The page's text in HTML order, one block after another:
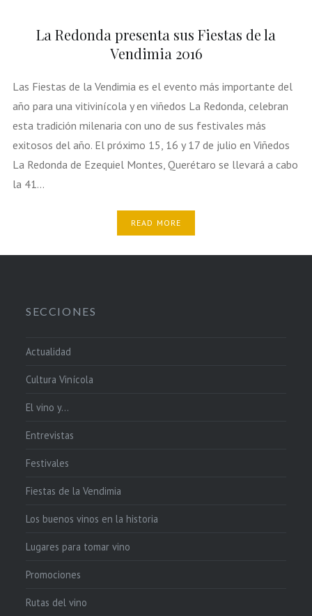
La Redonda presenta sus Fiestas de la
Vendimia 2016
Las Fiestas de la Vendimia es el evento más importante del
año para una vitivinícola y en viñedos La Redonda, celebran
esta tradición milenaria con uno de sus festivales más
exitosos del año. El próximo 15, 16 y 17 de julio en Viñedos
La Redonda de Ezequiel Montes, Querétaro se llevará a cabo
la 41…
READ MORE
SECCIONES
Actualidad
Cultura Vinícola
El vino y…
Entrevistas
Festivales
Fiestas de la Vendimia
Los buenos vinos en la historia
Lugares para tomar vino
Promociones
Rutas del vino